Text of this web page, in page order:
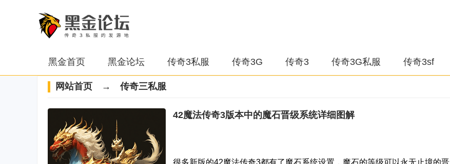
黑金首页 黑金论坛 传奇3私服 传奇3G 传奇3 传奇3G私服 传奇3sf
网站首页 → 传奇三私服
42魔法传奇3版本中的魔石晋级系统详细图解
很多新版的42魔法传奇3都有了魔石系统设置，魔石的等级可以永无止境的晋